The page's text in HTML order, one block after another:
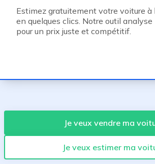
Estimez gratuitement votre voiture
en quelques clics. Notre outil
pour un prix juste et compétitif.
Je veux vendre ma
Je veux estimer ma